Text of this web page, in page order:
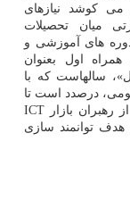
می کوشد نیازهای
میان تحصیلات
های آموزشی و
اول بعنوان
سالهاست که با
درصدد است تا
هر چه زودتر چشم انداز «تبدیل شدن به یکی از رهبران بازار ICT
هدف توانمند سازی